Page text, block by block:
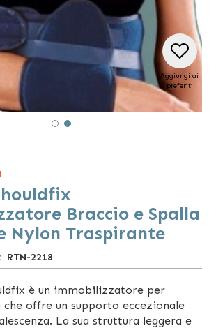
Aggiungi ai
preferiti
Braccio e Spalla
Nylon Traspirante
RTN-2218
è un immobilizzatore per
che offre un supporto eccezionale
La sua struttura leggera e